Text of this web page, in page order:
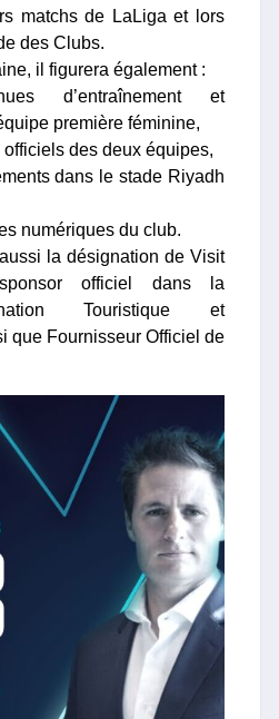
matchs de LaLiga et lors
des Clubs.
il figurera également :
d’entraînement et
première féminine,
des deux équipes,
dans le stade Riyadh
numériques du club.
la désignation de Visit
officiel dans la
Touristique et
que Fournisseur Officiel de